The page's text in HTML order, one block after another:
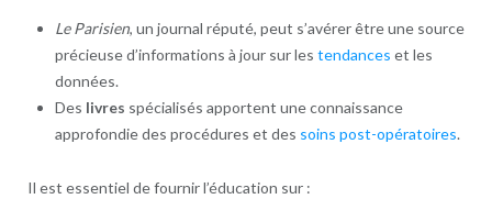
Le Parisien, un journal réputé, peut s’avérer être une source
précieuse d’informations à jour sur les tendances et les
données.
Des livres spécialisés apportent une connaissance
approfondie des procédures et des soins post-opératoires.
Il est essentiel de fournir l’éducation sur :